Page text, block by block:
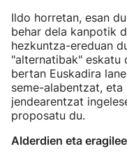
Ildo horretan, esan
behar dela kanpotik
hezkuntza-ereduan
"alternatibak" eskatu
bertan Euskadira
seme-alabentzat,
jendearentzat
proposatu du.
Alderdien eta